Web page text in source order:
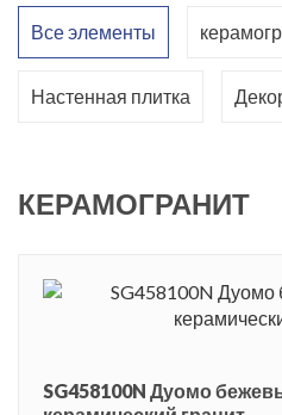
Все элементы
Настенная плитка
КЕРАМОГРАНИТ
SG458100N Дуомо